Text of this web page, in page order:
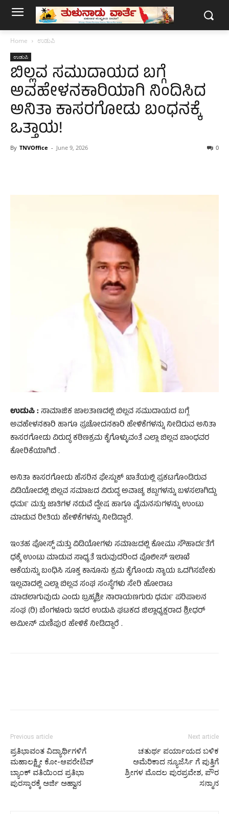
Home ಉಡುಪಿ
ಉಡುಪಿ
ಬಿಲ್ಲವ ಸಮುದಾಯದ ಬಗ್ಗೆ
ಅವಹೇಳನಕಾರಿಯಾಗಿ ನಿಂದಿಸಿದ
ಅನಿತಾ ಕಾಸರಗೋಡು ಬಂಧನಕ್ಕೆ
ಒತ್ತಾಯ!
By TNVOffice - June 9, 2026 0
ಉಡುಪಿ : ಸಾಮಾಜಿಕ ಜಾಲತಾಣದಲ್ಲಿ ಬಿಲ್ಲವ ಸಮುದಾಯದ ಬಗ್ಗೆ
ಅವಹೇಳನಕಾರಿ ಹಾಗೂ ಪ್ರಚೋದನಕಾರಿ ಹೇಳಿಕೆಗಳನ್ನು ನೀಡಿರುವ ಅನಿತಾ
ಕಾಸರಗೋಡು ವಿರುದ್ಧ ಕಠಿಣಕ್ರಮ ಕೈಗೊಳ್ಳುವಂತೆ ಎಲ್ಲಾ ಬಿಲ್ಲವ ಬಾಂಧವರ
ಕೋರಿಕೆಯಾಗಿದೆ .
ಅನಿತಾ ಕಾಸರಗೋಡು ಹೆಸರಿನ ಫೇಸ್ಬುಕ್ ಖಾತೆಯಲ್ಲಿ ಪ್ರಕಟಗೊಂಡಿರುವ
ವಿಡಿಯೋದಲ್ಲಿ ಬಿಲ್ಲವ ಸಮಾಜದ ವಿರುದ್ಧ ಅವಾಚ್ಯ ಶಬ್ದಗಳನ್ನು ಬಳಸಲಾಗಿದ್ದು
ಧರ್ಮ ಮತ್ತು ಜಾತಿಗಳ ನಡುವೆ ದ್ವೇಷ ಹಾಗೂ ವೈಮನಸುಗಳನ್ನು ಉಂಟು
ಮಾಡುವ ರೀತಿಯ ಹೇಳಿಕೆಗಳನ್ನು ನೀಡಿದ್ದಾರೆ.
ಇಂತಹ ಪೋಸ್ಟ್ ಮತ್ತು ವಿಡಿಯೋಗಳು ಸಮಾಜದಲ್ಲಿ ಕೋಮು ಸೌಹಾರ್ದತೆಗೆ
ಧಕ್ಕೆ ಉಂಟು ಮಾಡುವ ಸಾಧ್ಯತೆ ಇರುವುದರಿಂದ ಪೊಲೀಸ್ ಇಲಾಖೆ
ಆಕೆಯನ್ನು ಬಂಧಿಸಿ ಸೂಕ್ತ ಕಾನೂನು ಕ್ರಮ ಕೈಗೊಂಡು ನ್ಯಾಯ ಒದಗಿಸಬೇಕು
ಇಲ್ಲವಾದಲ್ಲಿ ಎಲ್ಲಾ ಬಿಲ್ಲವ ಸಂಘ ಸಂಸ್ಥೆಗಳು ಸೇರಿ ಹೋರಾಟ
ಮಾಡಲಾಗುವುದು ಎಂದು ಬ್ರಹ್ಮಶ್ರೀ ನಾರಾಯಣಗುರು ಧರ್ಮ ಪರಿಪಾಲನ
ಸಂಘ (ರಿ) ಬೆಂಗಳೂರು ಇದರ ಉಡುಪಿ ಘಟಕದ ಜಿಲ್ಲಾಧ್ಯಕ್ಷರಾದ ಶ್ರೀಧರ್
ಅಮೀನ್ ಮಣಿಪುರ ಹೇಳಿಕೆ ನೀಡಿದ್ದಾರೆ .
Previous article
ಪ್ರತಿಭಾವಂತ ವಿದ್ಯಾರ್ಥಿಗಳಿಗೆ
ಮಹಾಲಕ್ಷ್ಮೀ ಕೋ-ಆಪರೇಟಿವ್
ಬ್ಯಾಂಕ್‌ ವತಿಯಿಂದ ಪ್ರತಿಭಾ
ಪುರಸ್ಕಾರಕ್ಕೆ ಅರ್ಜಿ ಅಹ್ವಾನ
Next article
ಚತುರ್ಥ ಪರ್ಯಾಯದ ಬಳಿಕ
ಅಮೆರಿಕಾದ ನ್ಯೂಜೆರ್ಸಿ ಗೆ ಪುತ್ತಿಗೆ
ಶ್ರೀಗಳ ಮೊದಲ ಪುರಪ್ರವೇಶ, ಪೌರ
ಸನ್ಮಾನ